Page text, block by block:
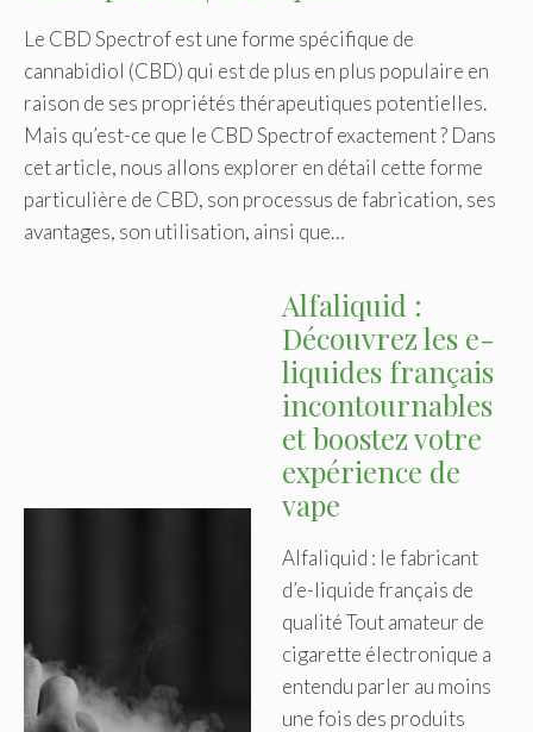
Le CBD Spectrof est une forme spécifique de
cannabidiol (CBD) qui est de plus en plus populaire en
raison de ses propriétés thérapeutiques potentielles.
Mais qu’est-ce que le CBD Spectrof exactement ? Dans
cet article, nous allons explorer en détail cette forme
particulière de CBD, son processus de fabrication, ses
avantages, son utilisation, ainsi que…
Alfaliquid :
Découvrez les e-
liquides français
incontournables
et boostez votre
expérience de
vape
Alfaliquid : le fabricant
d’e-liquide français de
qualité Tout amateur de
cigarette électronique a
entendu parler au moins
une fois des produits